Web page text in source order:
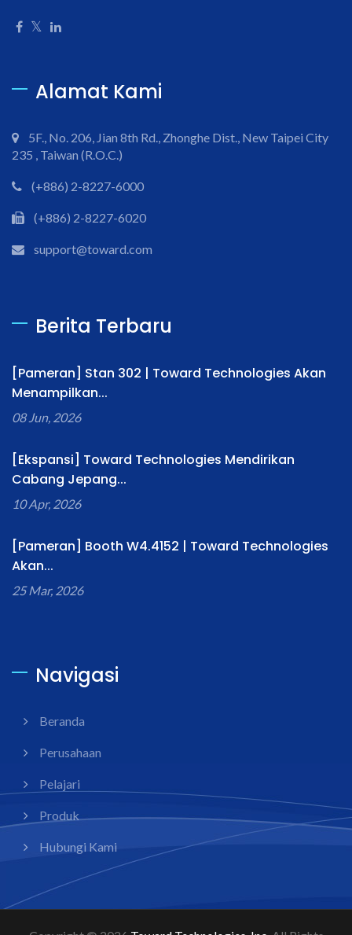
Alamat Kami
5F., No. 206, Jian 8th Rd., Zhonghe Dist., New Taipei City
235 , Taiwan (R.O.C.)
(+886) 2-8227-6000
(+886) 2-8227-6020
support@toward.com
Berita Terbaru
[Pameran] Stan 302 | Toward Technologies Akan
Menampilkan...
08 Jun, 2026
[Ekspansi] Toward Technologies Mendirikan
Cabang Jepang...
10 Apr, 2026
[Pameran] Booth W4.4152 | Toward Technologies
Akan...
25 Mar, 2026
Navigasi
Beranda
Perusahaan
Pelajari
Produk
Hubungi Kami